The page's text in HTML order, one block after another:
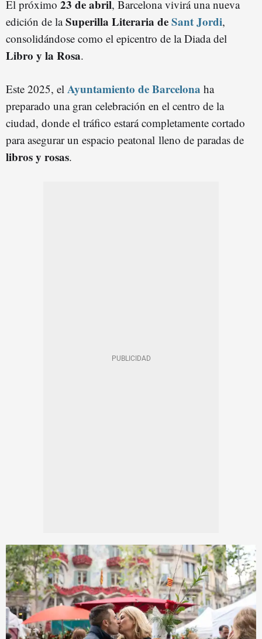
El próximo 23 de abril, Barcelona vivirá una nueva
edición de laSuperilla Literaria deSant Jordi,
consolidándose como el epicentro de la Diada del
Libro y la Rosa.
Este 2025, el Ayuntamiento de Barcelona ha
preparado una gran celebración en el centro de la
ciudad, donde el tráfico estará completamente cortado
para asegurar un espacio peatonal lleno de paradas de
libros y rosas.